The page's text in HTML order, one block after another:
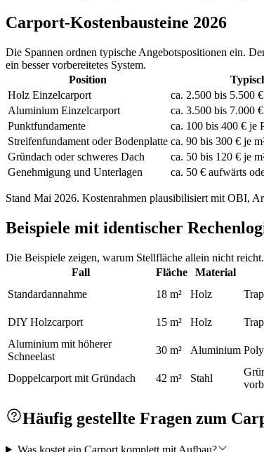
Carport-Kostenbausteine 2026
Die Spannen ordnen typische Angebotspositionen ein.
ein besser vorbereitetes System.
Position
Holz Einzelcarport
ca. 2.500 bis 5.500
Aluminium Einzelcarport
ca. 3.500 bis 7.000
Punktfundamente
ca. 100 bis 400 € je
Streifenfundament oder Bodenplatte ca. 90 bis 300 € je
Gründach oder schweres Dach
ca. 50 bis 120 € je
Genehmigung und Unterlagen
ca. 50 € aufwärts
Stand Mai 2026. Kostenrahmen plausibilisiert mit OBI,
Beispiele mit identischer
Die Beispiele zeigen, warum Stellfläche allein nicht
Fall
Fläche Material
Standardannahme
18 m² Holz
DIY Holzcarport 15 m² Holz
Aluminium mit höherer
Schneelast
30 m² Aluminium
Doppelcarport mit Gründach 42 m² Stahl
Häufig gestellte Fragen zum
Was kostet ein Carport komplett mit Aufbau?